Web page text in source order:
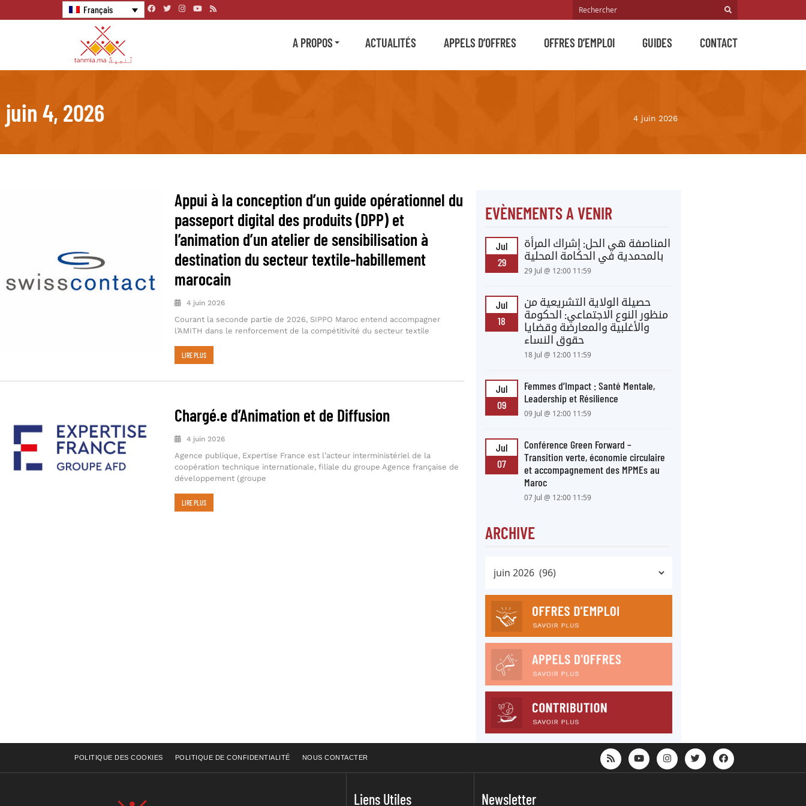
Français
A PROPOS ACTUALITÉS APPELS D’OFFRES OFFRES D’EMPLOI GUIDES CONTACT
juin 4, 2026 4 juin 2026
Appui à la conception d’un guide opérationnel du
passeport digital des produits (DPP) et
l’animation d’un atelier de sensibilisation à
destination du secteur textile-habillement
marocain
4 juin 2026
Courant la seconde partie de 2026, SIPPO Maroc entend accompagner
l’AMITH dans le renforcement de la compétitivité du secteur textile
LIRE PLUS
Chargé.e d’Animation et de Diffusion
4 juin 2026
Agence publique, Expertise France est l’acteur interministériel de la
coopération technique internationale, filiale du groupe Agence française de
développement (groupe
LIRE PLUS
EVÈNEMENTS A VENIR
Jul
29
المناصفة هي الحل: إشراك المرأة
بالمحمدية في الحكامة المحلية
29 Jul @ 12:00 11:59
Jul
18
حصيلة الولاية التشريعية من
منظور النوع الاجتماعي: الحكومة
والأغلبية والمعارضة وقضايا
حقوق النساء
18 Jul @ 12:00 11:59
Jul
09
Femmes d’Impact : Santé Mentale,
Leadership et Résilience
09 Jul @ 12:00 11:59
Jul
07
Conférence Green Forward –
Transition verte, économie circulaire
et accompagnement des MPMEs au
Maroc
07 Jul @ 12:00 11:59
ARCHIVE
POLITIQUE DES COOKIES POLITIQUE DE CONFIDENTIALITÉ NOUS CONTACTER
Liens Utiles Newsletter